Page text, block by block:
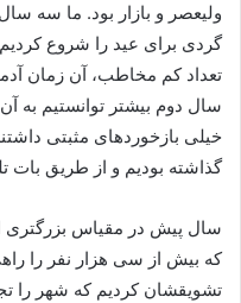
ولیعصر و بازار بود. ما سه
گردی برای عید را شروع کردیم
تعداد کم مخاطب، آن زمان
سال دوم بیشتر توانستیم به
خیلی بازخوردهای مثبتی
گذاشته بودیم و از طریق بات
سال پیش در مقیاس بزرگتری
که بیش از سی هزار نفر را
تشویقشان کردیم که شهر را